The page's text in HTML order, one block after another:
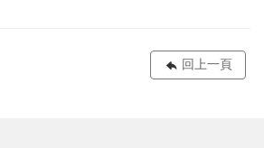
回上一頁